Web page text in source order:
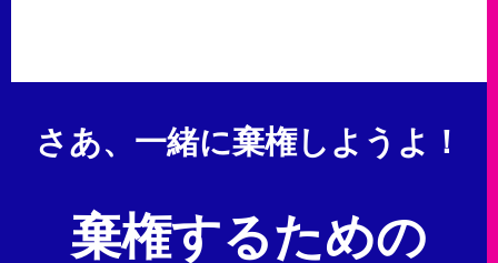
さあ、一緒に棄権しようよ！
棄権するための